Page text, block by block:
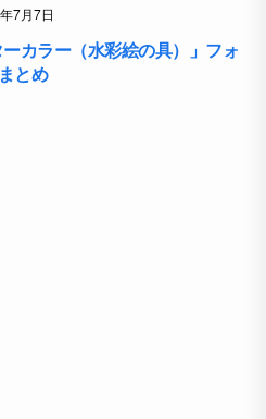
7月7日
カラー（水彩絵の具）」フォ
とめ